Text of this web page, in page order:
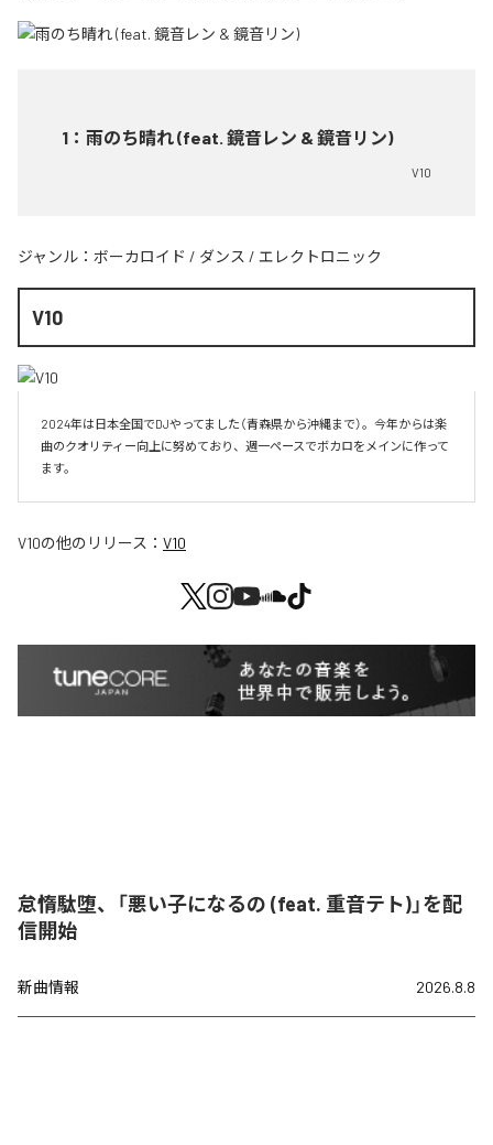
1 ： 雨のち晴れ (feat. 鏡音レン & 鏡音リン)
V10
ジャンル： ボーカロイド / ダンス / エレクトロニック
V10
2024年は日本全国でDJやってました（青森県から沖縄まで）。今年からは楽
曲のクオリティー向上に努めており、週一ペースでボカロをメインに作って
V10の他のリリース： V10
怠惰駄堕、「悪い子になるの (feat. 重音テト)」を配
信開始
新曲情報 2026.8.8